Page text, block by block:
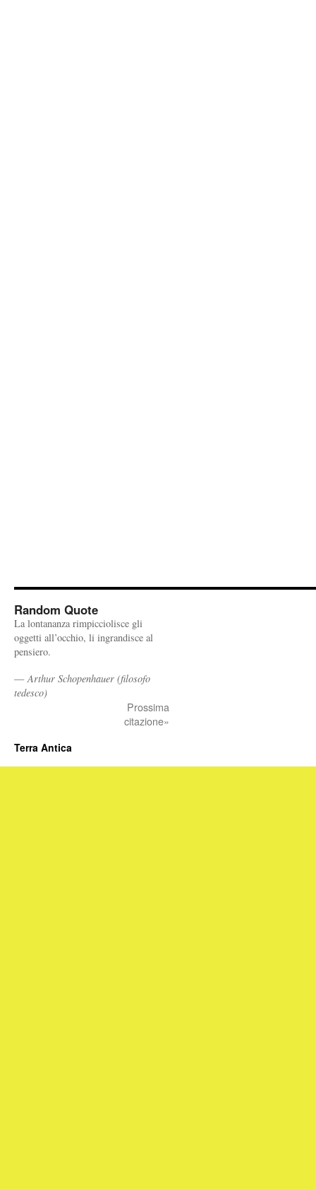
Random Quote
La lontananza rimpicciolisce gli
oggetti all’occhio, li ingrandisce al
pensiero.
—Arthur Schopenhauer (filosofo
tedesco)
Prossima
citazione»
Terra Antica